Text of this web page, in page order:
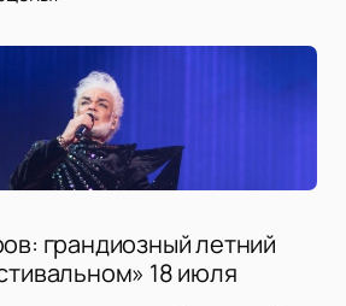
грандиозный летний
18 июля